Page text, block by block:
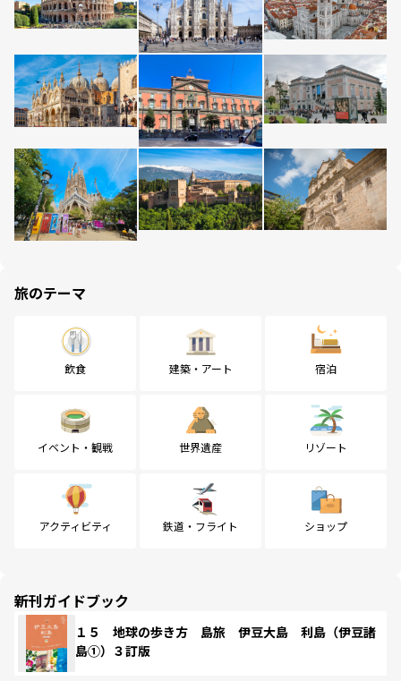
旅のテーマ
飲食 建築・アート 宿泊
イベント・観戦 世界遺産 リゾート
アクティビティ 鉄道・フライト ショップ
新刊ガイドブック
１５ 地球の歩き方 島旅 伊豆大島 利島（伊豆諸
島①）３訂版